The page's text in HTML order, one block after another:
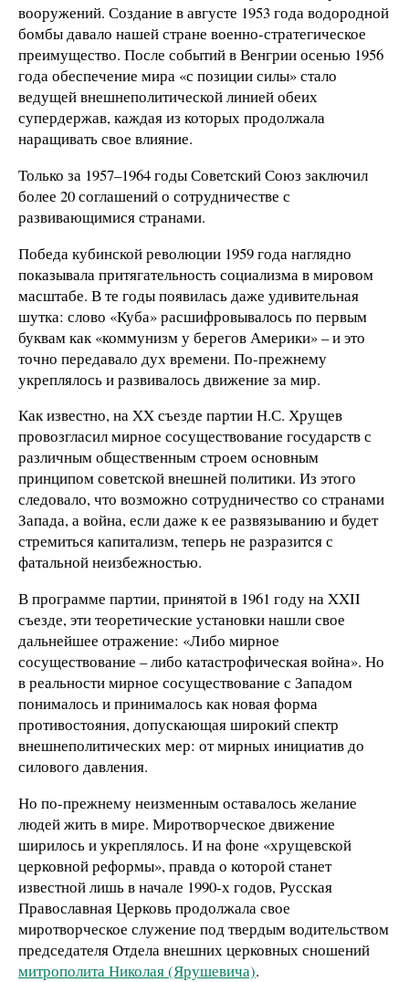
вооружений. Создание в августе 1953 года водородной
бомбы давало нашей стране военно-стратегическое
преимущество. После событий в Венгрии осенью 1956
года обеспечение мира «с позиции силы» стало
ведущей внешнеполитической линией обеих
супердержав, каждая из которых продолжала
наращивать свое влияние.
Только за 1957–1964 годы Советский Союз заключил
более 20 соглашений о сотрудничестве с
развивающимися странами.
Победа кубинской революции 1959 года наглядно
показывала притягательность социализма в мировом
масштабе. В те годы появилась даже удивительная
шутка: слово «Куба» расшифровывалось по первым
буквам как «коммунизм у берегов Америки» – и это
точно передавало дух времени. По-прежнему
укреплялось и развивалось движение за мир.
Как известно, на XX съезде партии Н.С. Хрущев
провозгласил мирное сосуществование государств с
различным общественным строем основным
принципом советской внешней политики. Из этого
следовало, что возможно сотрудничество со странами
Запада, а война, если даже к ее развязыванию и будет
стремиться капитализм, теперь не разразится с
фатальной неизбежностью.
В программе партии, принятой в 1961 году на XXII
съезде, эти теоретические установки нашли свое
дальнейшее отражение: «Либо мирное
сосуществование – либо катастрофическая война». Но
в реальности мирное сосуществование с Западом
понималось и принималось как новая форма
противостояния, допускающая широкий спектр
внешнеполитических мер: от мирных инициатив до
силового давления.
Но по-прежнему неизменным оставалось желание
людей жить в мире. Миротворческое движение
ширилось и укреплялось. И на фоне «хрущевской
церковной реформы», правда о которой станет
известной лишь в начале 1990-х годов, Русская
Православная Церковь продолжала свое
миротворческое служение под твердым водительством
председателя Отдела внешних церковных сношений
митрополита Николая (Ярушевича).